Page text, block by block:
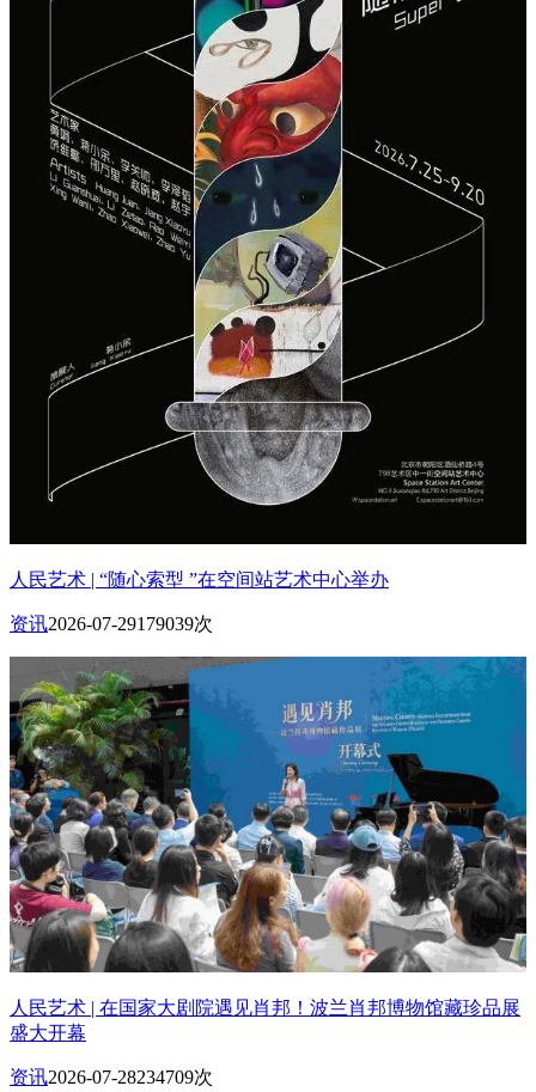
人民艺术 | “随心索型 ”在空间站艺术中心举办
资讯2026-07-29179039次
人民艺术 | 在国家大剧院遇见肖邦！波兰肖邦博物馆藏珍品展
盛大开幕
资讯2026-07-28234709次